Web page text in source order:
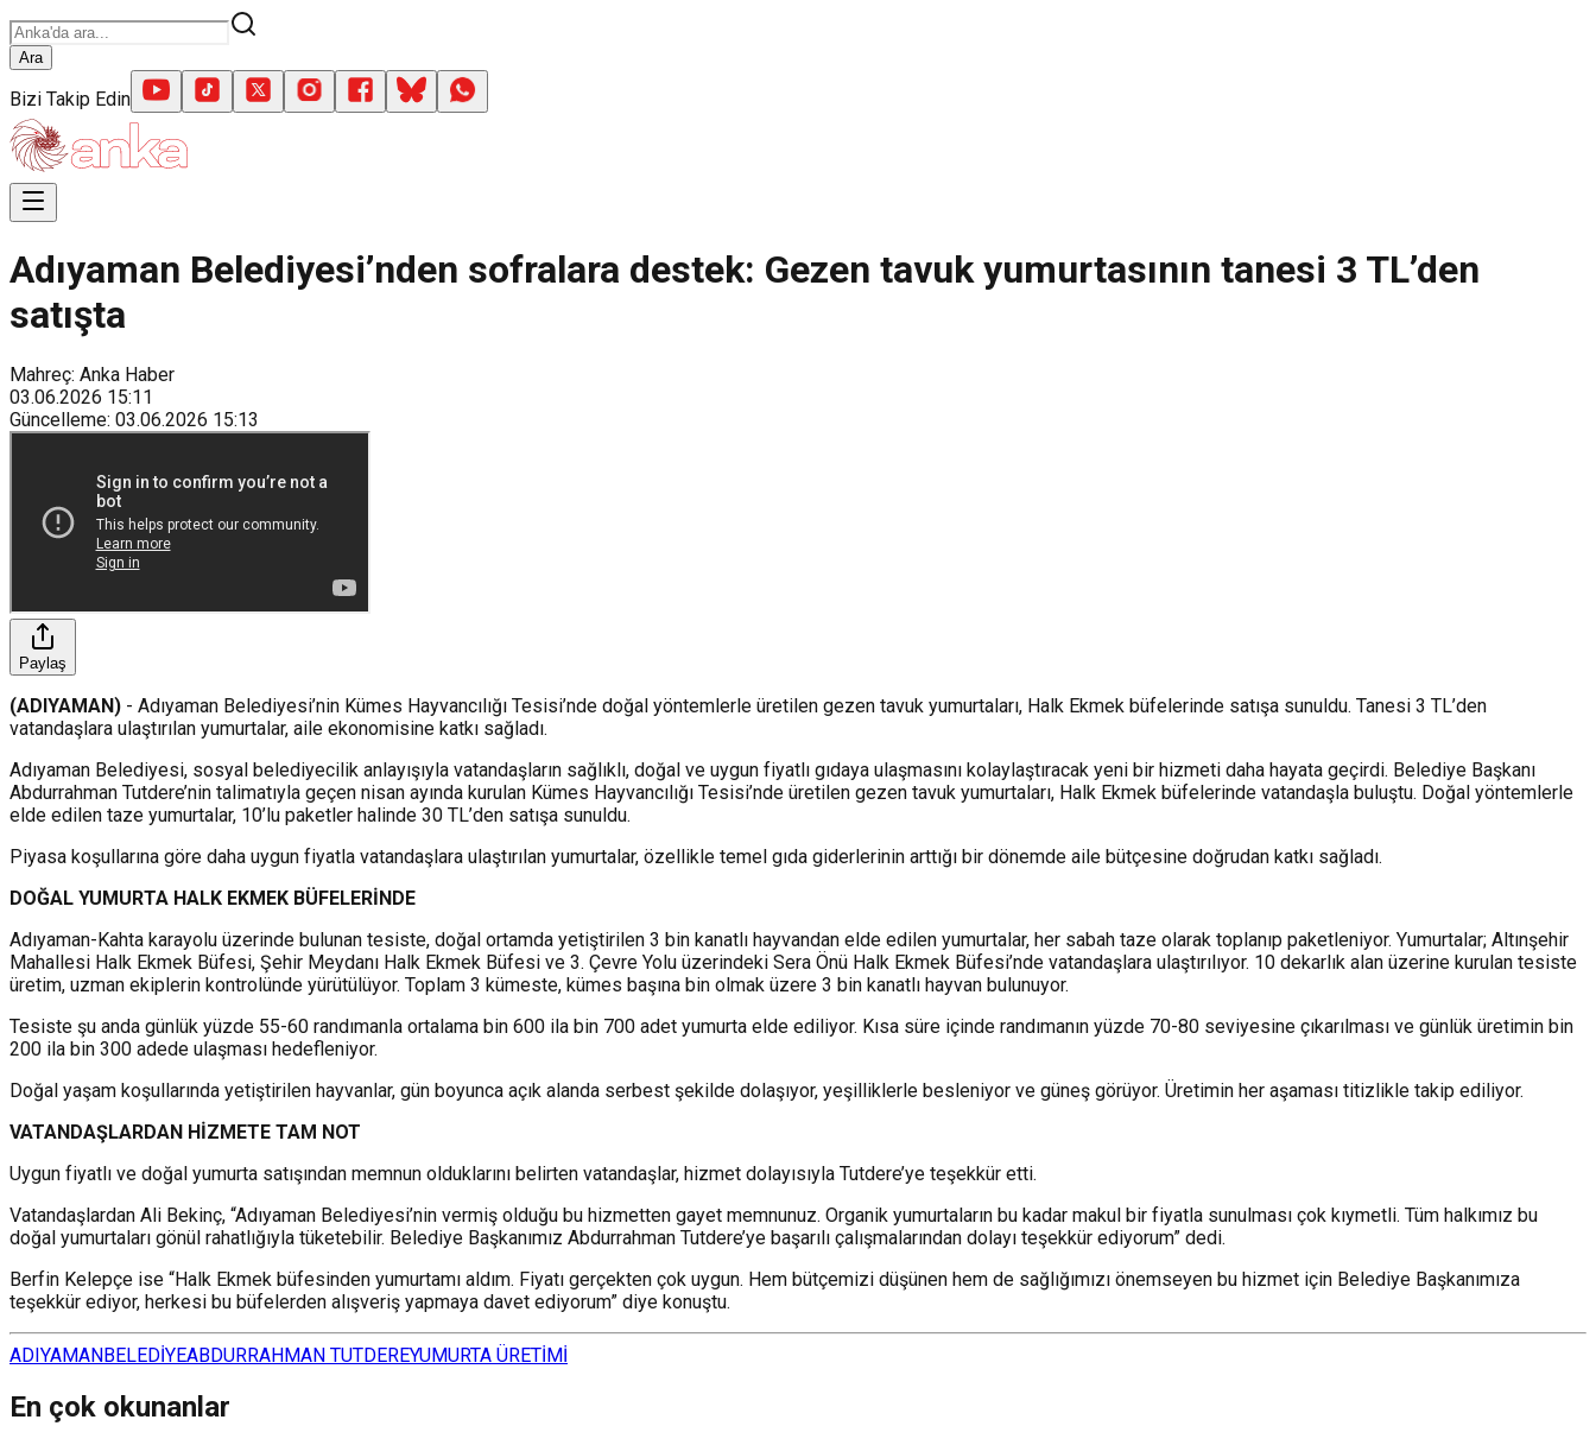
Ara
Bizi Takip Edin
Adıyaman Belediyesi’nden sofralara destek: Gezen tavuk yumurtasının tanesi 3 TL’den
satışta
Mahreç: Anka Haber
03.06.2026 15:11
Güncelleme: 03.06.2026 15:13
Paylaş
(ADIYAMAN) - Adıyaman Belediyesi’nin Kümes Hayvancılığı Tesisi’nde doğal yöntemlerle üretilen gezen tavuk yumurtaları, Halk Ekmek büfelerinde satışa sunuldu. Tanesi 3 TL’den
vatandaşlara ulaştırılan yumurtalar, aile ekonomisine katkı sağladı.
Adıyaman Belediyesi, sosyal belediyecilik anlayışıyla vatandaşların sağlıklı, doğal ve uygun fiyatlı gıdaya ulaşmasını kolaylaştıracak yeni bir hizmeti daha hayata geçirdi. Belediye Başkanı
Abdurrahman Tutdere’nin talimatıyla geçen nisan ayında kurulan Kümes Hayvancılığı Tesisi’nde üretilen gezen tavuk yumurtaları, Halk Ekmek büfelerinde vatandaşla buluştu. Doğal yöntemlerle
elde edilen taze yumurtalar, 10’lu paketler halinde 30 TL’den satışa sunuldu.
Piyasa koşullarına göre daha uygun fiyatla vatandaşlara ulaştırılan yumurtalar, özellikle temel gıda giderlerinin arttığı bir dönemde aile bütçesine doğrudan katkı sağladı.
DOĞAL YUMURTA HALK EKMEK BÜFELERİNDE
Adıyaman-Kahta karayolu üzerinde bulunan tesiste, doğal ortamda yetiştirilen 3 bin kanatlı hayvandan elde edilen yumurtalar, her sabah taze olarak toplanıp paketleniyor. Yumurtalar; Altınşehir
Mahallesi Halk Ekmek Büfesi, Şehir Meydanı Halk Ekmek Büfesi ve 3. Çevre Yolu üzerindeki Sera Önü Halk Ekmek Büfesi’nde vatandaşlara ulaştırılıyor. 10 dekarlık alan üzerine kurulan tesiste
üretim, uzman ekiplerin kontrolünde yürütülüyor. Toplam 3 kümeste, kümes başına bin olmak üzere 3 bin kanatlı hayvan bulunuyor.
Tesiste şu anda günlük yüzde 55-60 randımanla ortalama bin 600 ila bin 700 adet yumurta elde ediliyor. Kısa süre içinde randımanın yüzde 70-80 seviyesine çıkarılması ve günlük üretimin bin
200 ila bin 300 adede ulaşması hedefleniyor.
Doğal yaşam koşullarında yetiştirilen hayvanlar, gün boyunca açık alanda serbest şekilde dolaşıyor, yeşilliklerle besleniyor ve güneş görüyor. Üretimin her aşaması titizlikle takip ediliyor.
VATANDAŞLARDAN HİZMETE TAM NOT
Uygun fiyatlı ve doğal yumurta satışından memnun olduklarını belirten vatandaşlar, hizmet dolayısıyla Tutdere’ye teşekkür etti.
Vatandaşlardan Ali Bekinç, “Adıyaman Belediyesi’nin vermiş olduğu bu hizmetten gayet memnunuz. Organik yumurtaların bu kadar makul bir fiyatla sunulması çok kıymetli. Tüm halkımız bu
doğal yumurtaları gönül rahatlığıyla tüketebilir. Belediye Başkanımız Abdurrahman Tutdere’ye başarılı çalışmalarından dolayı teşekkür ediyorum” dedi.
Berfin Kelepçe ise “Halk Ekmek büfesinden yumurtamı aldım. Fiyatı gerçekten çok uygun. Hem bütçemizi düşünen hem de sağlığımızı önemseyen bu hizmet için Belediye Başkanımıza
teşekkür ediyor, herkesi bu büfelerden alışveriş yapmaya davet ediyorum” diye konuştu.
ADIYAMANBELEDİYEABDURRAHMAN TUTDEREYUMURTA ÜRETİMİ
En çok okunanlar